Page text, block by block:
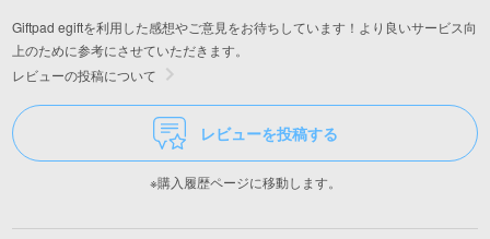
Giftpad egiftを利用した感想やご意見をお待ちしています！より良いサービス向
上のために参考にさせていただきます。
レビューの投稿について
レビューを投稿する
※購入履歴ページに移動します。